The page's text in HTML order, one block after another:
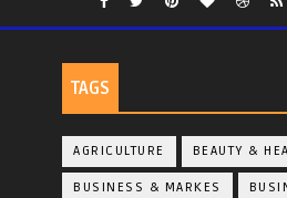
TAGS
AGRICULTURE BEAUTY &
BUSINESS & MARKES